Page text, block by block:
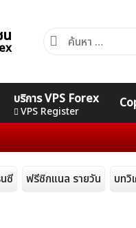
ค้นหา
สำหรับ:
บริการ VPS Forex
VPS Register
คอร์ส
Expert
ซี ฟรีซิกแนล รายวัน บทวิ